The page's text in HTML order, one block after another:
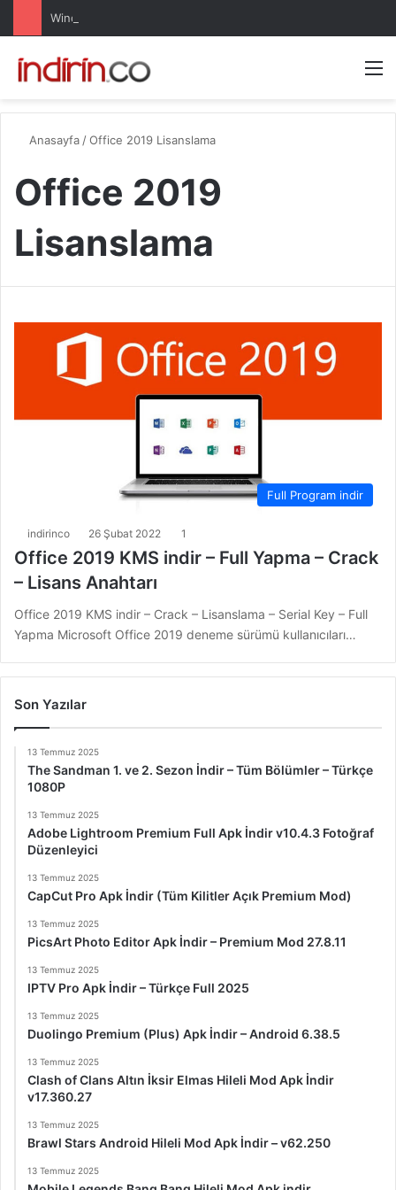
Windows 10 Pro indir – Türkçe – Güncel 2025
Anasayfa /Office 2019 Lisanslama
Office 2019
Lisanslama
Full Program indir
indirinco 26 Şubat 2022 1
Office 2019 KMS indir – Full Yapma – Crack
– Lisans Anahtarı
Office 2019 KMS indir – Crack – Lisanslama – Serial Key – Full
Yapma Microsoft Office 2019 deneme sürümü kullanıcıları…
Son Yazılar
13 Temmuz 2025
The Sandman 1. ve 2. Sezon İndir – Tüm Bölümler – Türkçe
1080P
13 Temmuz 2025
Adobe Lightroom Premium Full Apk İndir v10.4.3 Fotoğraf
Düzenleyici
13 Temmuz 2025
CapCut Pro Apk İndir (Tüm Kilitler Açık Premium Mod)
13 Temmuz 2025
PicsArt Photo Editor Apk İndir – Premium Mod 27.8.11
13 Temmuz 2025
IPTV Pro Apk İndir – Türkçe Full 2025
13 Temmuz 2025
Duolingo Premium (Plus) Apk İndir – Android 6.38.5
13 Temmuz 2025
Clash of Clans Altın İksir Elmas Hileli Mod Apk İndir
v17.360.27
13 Temmuz 2025
Brawl Stars Android Hileli Mod Apk İndir – v62.250
13 Temmuz 2025